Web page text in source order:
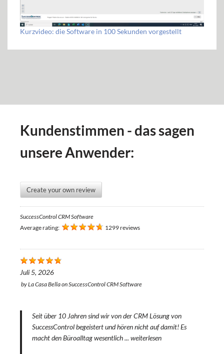
Kurzvideo: die Software in 100 Sekunden vorgestellt
Kundenstimmen - das sagen
unsere Anwender:
Create your own review
SuccessControl CRM Software
Average rating:
1299 reviews
Juli 5, 2026
byLa Casa BellaonSuccessControl CRM Software
Seit über 10 Jahren sind wir von der CRM Lösung von
SuccessControl begeistert und hören nicht auf damit! Es
macht den Büroalltag wesentlich ... weiterlesen